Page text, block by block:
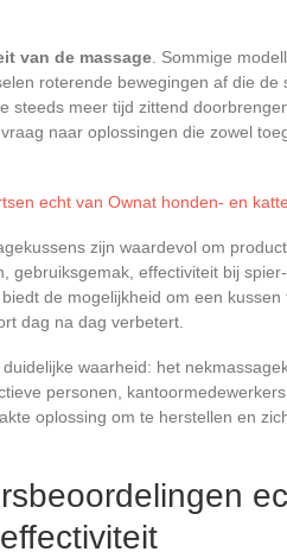
van de massage . Sommige
roterende bewegingen af die de
steeds meer tijd zittend
naar oplossingen die zowel
echt van Ownat honden- en
zijn waardevol om
gebruiksgemak, effectiviteit bij
de mogelijkheid om een kussen
dag na dag verbetert.
waarheid: het
personen,
oplossing om te herstellen en